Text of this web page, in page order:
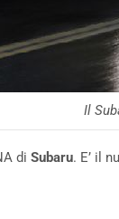
Il
di Subaru. E’ il